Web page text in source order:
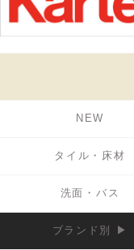
NEW
タイル・床材
洗面・バス
ブランド別 ▶